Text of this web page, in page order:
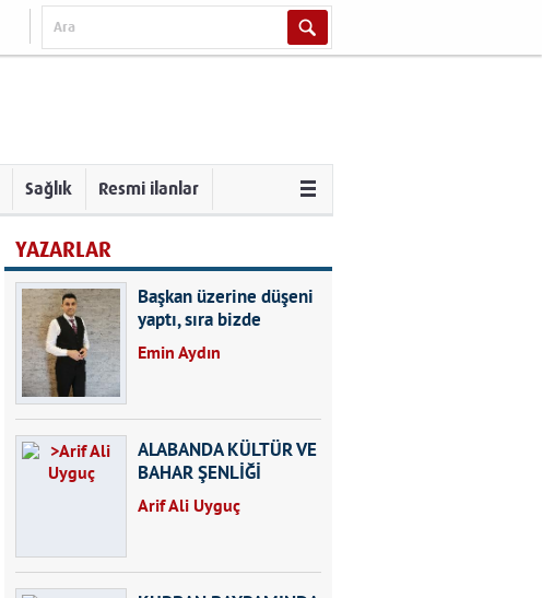
Sağlık Resmi ilanlar
YAZARLAR
Başkan üzerine düşeni
yaptı, sıra bizde
Emin Aydın
ALABANDA KÜLTÜR VE
BAHAR ŞENLİĞİ
Arif Ali Uyguç